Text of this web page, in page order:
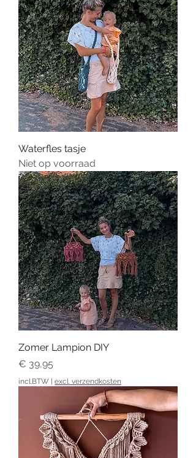
Waterfles tasje
Niet op voorraad
Zomer Lampion DIY
Prijs
€ 39,95
incl.BTW excl. verzendkosten